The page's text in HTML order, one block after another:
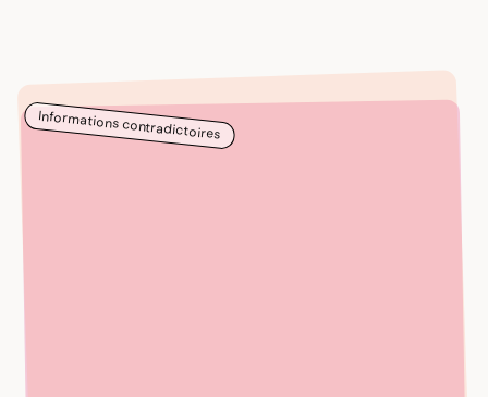
Informations contradictoires